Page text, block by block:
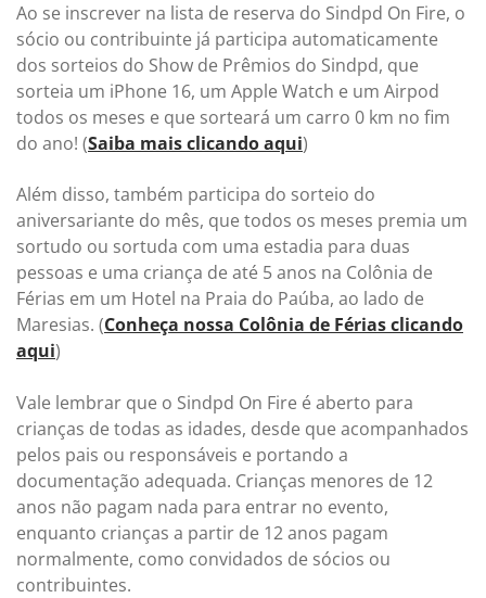
Ao se inscrever na lista de reserva do Sindpd On Fire, o
sócio ou contribuinte já participa automaticamente
dos sorteios do Show de Prêmios do Sindpd, que
sorteia um iPhone 16, um Apple Watch e um Airpod
todos os meses e que sorteará um carro 0 km no fim
do ano! (Saiba mais clicando aqui)
Além disso, também participa do sorteio do
aniversariante do mês, que todos os meses premia um
sortudo ou sortuda com uma estadia para duas
pessoas e uma criança de até 5 anos na Colônia de
Férias em um Hotel na Praia do Paúba, ao lado de
Maresias. (Conheça nossa Colônia de Férias clicando
aqui)
Vale lembrar que o Sindpd On Fire é aberto para
crianças de todas as idades, desde que acompanhados
pelos pais ou responsáveis e portando a
documentação adequada. Crianças menores de 12
anos não pagam nada para entrar no evento,
enquanto crianças a partir de 12 anos pagam
normalmente, como convidados de sócios ou
contribuintes.